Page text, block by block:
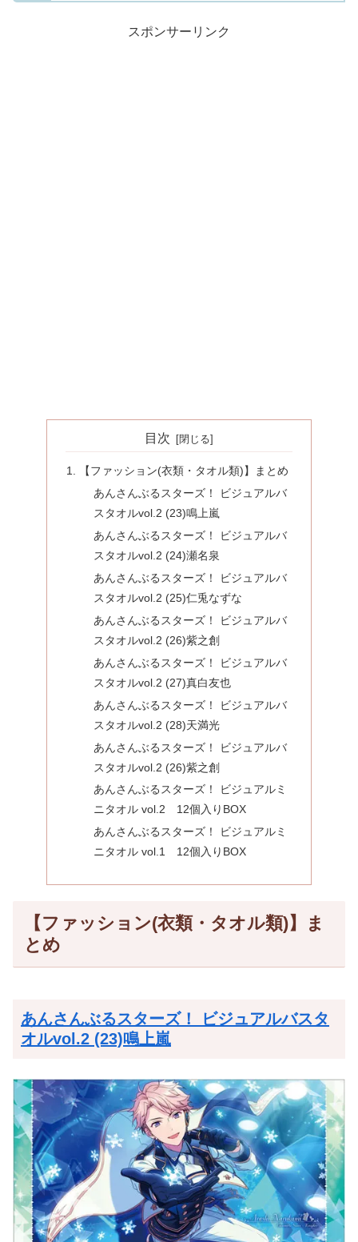
スポンサーリンク
目次
【ファッション(衣類・タオル類)】まとめ
あんさんぶるスターズ！ ビジュアルバ
スタオルvol.2 (23)鳴上嵐
あんさんぶるスターズ！ ビジュアルバ
スタオルvol.2 (24)瀬名泉
あんさんぶるスターズ！ ビジュアルバ
スタオルvol.2 (25)仁兎なずな
あんさんぶるスターズ！ ビジュアルバ
スタオルvol.2 (26)紫之創
あんさんぶるスターズ！ ビジュアルバ
スタオルvol.2 (27)真白友也
あんさんぶるスターズ！ ビジュアルバ
スタオルvol.2 (28)天満光
あんさんぶるスターズ！ ビジュアルバ
スタオルvol.2 (26)紫之創
あんさんぶるスターズ！ ビジュアルミ
ニタオル vol.2 12個入りBOX
あんさんぶるスターズ！ ビジュアルミ
ニタオル vol.1 12個入りBOX
【ファッション(衣類・タオル類)】ま
とめ
あんさんぶるスターズ！ ビジュアルバスタ
オルvol.2 (23)鳴上嵐